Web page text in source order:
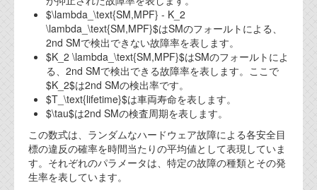
機能安全用語集
設計用語集
オンラインショップ
お問い合わせ
FAQ
お問い合わせフォーム
$\lambda_\text{SM,MPF} - K_2
\lambda_\text{SM,MPF}$はSMのフォールトによる、
2nd SMで検出できない故障率を表します。
$K_2 \lambda_\text{SM,MPF}$はSMのフォールトによ
る、2nd SMで検出できる故障率を表します。ここで
$K_2$は2nd SMの検出率です。
$T_\text{lifetime}$は車両寿命を表します。
$\tau$は2nd SMの検査周期を表します。
この数式は、ランダムなハードウェア故障による各安全目
標の違反の確率を時間当たりの平均値として表現していま
す。それぞれのパラメータは、特定の故障の種類とその発
生率を表しています。